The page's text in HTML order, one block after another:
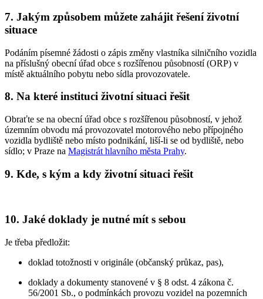
7. Jakým způsobem můžete zahájit řešení životní
situace
Podáním písemné žádosti o zápis změny vlastníka silničního vozidla
na příslušný obecní úřad obce s rozšířenou působností (ORP) v
místě aktuálního pobytu nebo sídla provozovatele.
8. Na které instituci životní situaci řešit
Obraťte se na obecní úřad obce s rozšířenou působností, v jehož
územním obvodu má provozovatel motorového nebo přípojného
vozidla bydliště nebo místo podnikání, liší-li se od bydliště, nebo
sídlo; v Praze na Magistrát hlavního města Prahy.
9. Kde, s kým a kdy životní situaci řešit
10. Jaké doklady je nutné mít s sebou
Je třeba předložit:
doklad totožnosti v originále (občanský průkaz, pas),
doklady a dokumenty stanovené v § 8 odst. 4 zákona č.
56/2001 Sb., o podmínkách provozu vozidel na pozemních